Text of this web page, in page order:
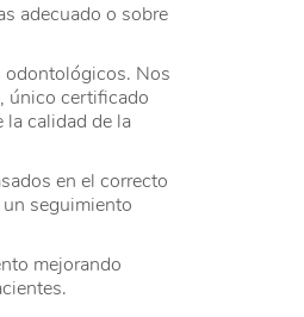
adecuado o sobre
odontológicos. Nos
único certificado
la calidad de la
en el correcto
seguimiento
mejorando